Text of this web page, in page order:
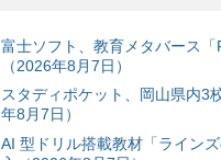
富⼠ソフト、教育メタバース
（2026年8月7日）
スタディポケット、岡山県内3
年8月7日）
AI 型ドリル搭載教材「ライン